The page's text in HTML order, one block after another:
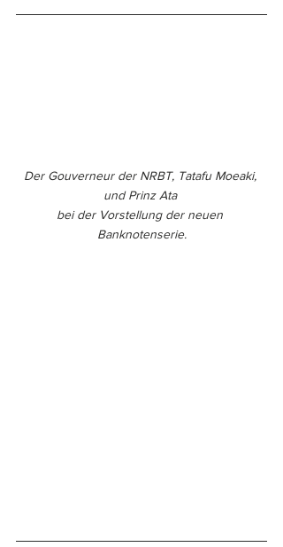
Der Gouverneur der NRBT, Tatafu Moeaki,
und Prinz Ata
bei der Vorstellung der neuen
Banknotenserie.